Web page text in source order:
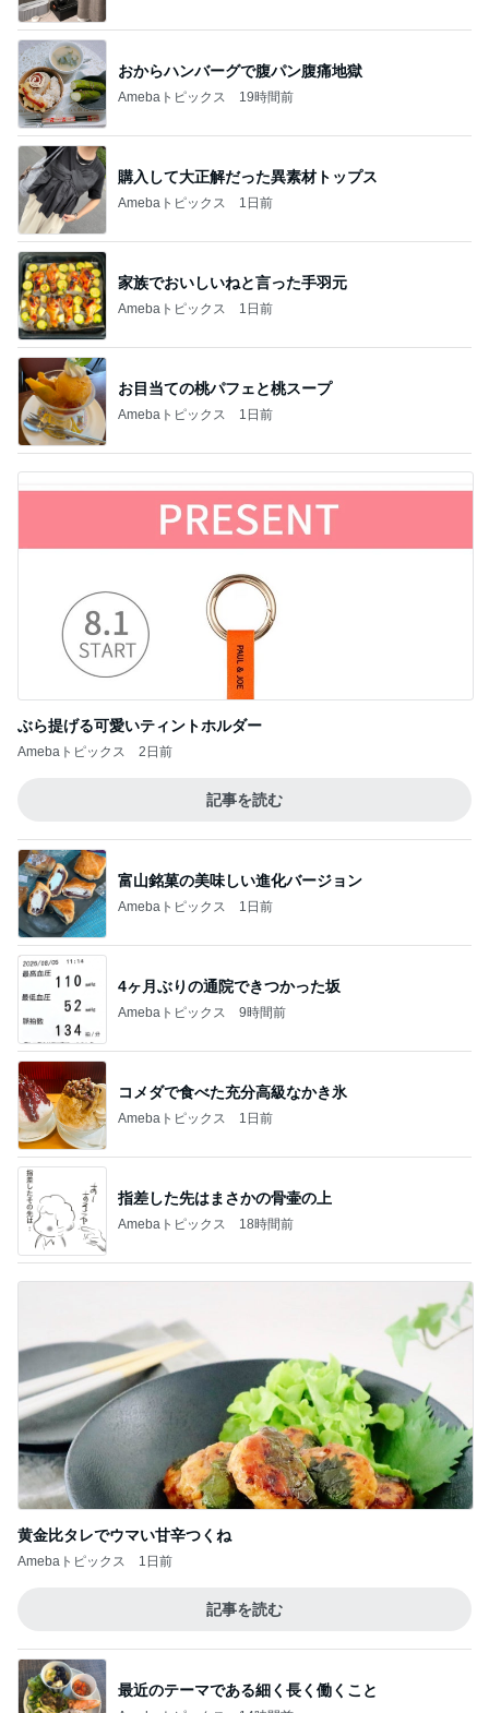
おからハンバーグで腹パン腹痛地獄
Amebaトピックス 19時間前
購入して大正解だった異素材トップス
Amebaトピックス 1日前
家族でおいしいねと言った手羽元
Amebaトピックス 1日前
お目当ての桃パフェと桃スープ
Amebaトピックス 1日前
ぶら提げる可愛いティントホルダー
Amebaトピックス 2日前
記事を読む
富山銘菓の美味しい進化バージョン
Amebaトピックス 1日前
4ヶ月ぶりの通院できつかった坂
Amebaトピックス 9時間前
コメダで食べた充分高級なかき氷
Amebaトピックス 1日前
指差した先はまさかの骨壷の上
Amebaトピックス 18時間前
黄金比タレでウマい甘辛つくね
Amebaトピックス 1日前
記事を読む
最近のテーマである細く長く働くこと